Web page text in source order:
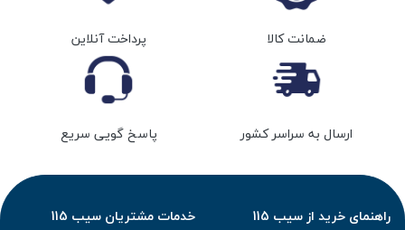
ضمانت کالا پرداخت آنلاین
ارسال به سراسر کشور پاسخ گویی سریع
راهنمای خرید از سیب 115 خدمات مشتریان سیب 115